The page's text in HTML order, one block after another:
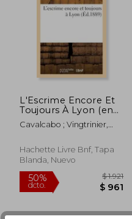
$ 1.192
L'Escrime Encore Et
Toujours À Lyon (en
Francés)
Cavalcabo ; Vingtrinier,
Hachette Livre Bnf, Tapa
Blanda, Nuevo